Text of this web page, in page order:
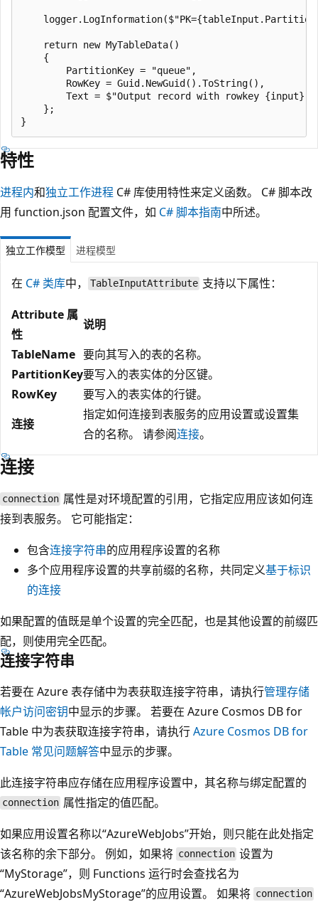
    return new MyTableData()
    {
        PartitionKey = "queue",
        RowKey = Guid.NewGuid().ToString(),
Text = $"Output record with rowkey {input}
    };
特性
进程内和独立工作进程 C# 库使用特性来定义函数。 C# 脚本改
用 function.json 配置文件，如 C# 脚本指南中所述。
独立工作模型 进程模型
在 C# 类库中， TableInputAttribute 支持以下属性：
Attribute 属
性
说明
TableName 要向其写入的表的名称。
PartitionKey要写入的表实体的分区键。
RowKey
要写入的表实体的行键。
连接
指定如何连接到表服务的应用设置或设置集
合的名称。 请参阅连接。
连接
connection 属性是对环境配置的引用，它指定应用应该如何连
接到表服务。 它可能指定：
包含连接字符串的应用程序设置的名称
多个应用程序设置的共享前缀的名称，共同定义基于标识
的连接
如果配置的值既是单个设置的完全匹配，也是其他设置的前缀匹
配，则使用完全匹配。
连接字符串
若要在 Azure 表存储中为表获取连接字符串，请执行管理存储
帐户访问密钥中显示的步骤。 若要在 Azure Cosmos DB for
Table 中为表获取连接字符串，请执行Azure Cosmos DB for
Table 常见问题解答中显示的步骤。
此连接字符串应存储在应用程序设置中，其名称与绑定配置的
connection 属性指定的值匹配。
如果应用设置名称以“AzureWebJobs”开始，则只能在此处指定
该名称的余下部分。 例如，如果将 connection 设置为
“MyStorage”，则 Functions 运行时会查找名为
“AzureWebJobsMyStorage”的应用设置。 如果将 connection